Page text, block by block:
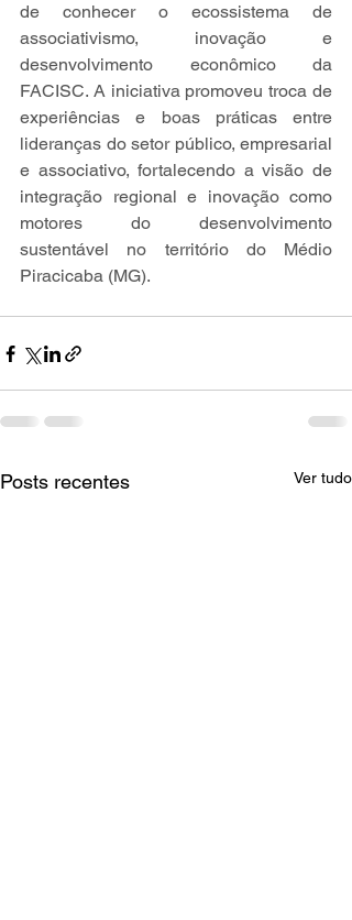
de conhecer o ecossistema de
associativismo, inovação e
desenvolvimento econômico da
FACISC. A iniciativa promoveu troca de
experiências e boas práticas entre
lideranças do setor público, empresarial
e associativo, fortalecendo a visão de
integração regional e inovação como
motores do desenvolvimento
sustentável no território do Médio
Piracicaba (MG).
Posts recentes Ver tudo